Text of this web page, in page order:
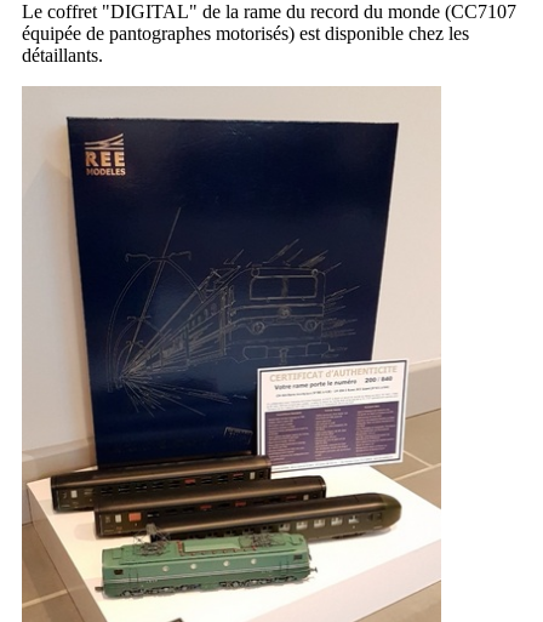
Le coffret "DIGITAL" de la rame du record du monde (CC7107
équipée de pantographes motorisés) est disponible chez les
détaillants.